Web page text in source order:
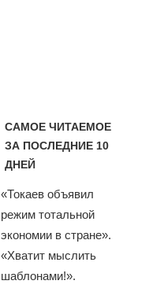
САМОЕ ЧИТАЕМОЕ
ЗА ПОСЛЕДНИЕ 10
ДНЕЙ
«Токаев объявил
режим тотальной
экономии в стране».
«Хватит мыслить
шаблонами!».